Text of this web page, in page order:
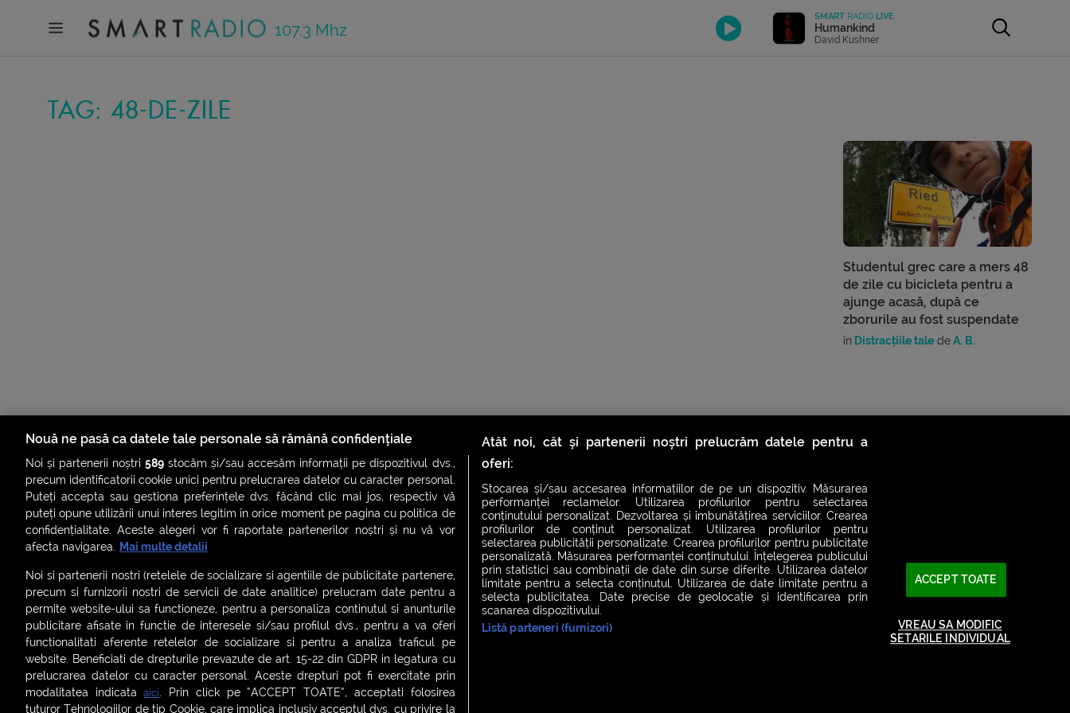
107.3 Mhz
SMART RADIO LIVE
Humankind
David Kushner
TAG: 48-DE-ZILE
Studentul grec care a mers 48
de zile cu bicicleta pentru a
ajunge acasă, după ce
zborurile au fost suspendate
în Distracțiile tale deA. B.
ȘTIRI SMART SHORTS LIVE FEVER BRUNCH FEVER NIGHT FEVER
LIVE FEVER CONCERT
Termeni și condiții | Politica de confidențialitate | Politica de cookies | Contact
2026© SMART RADIO. Toate drepturile rezervate
Contact:
office@smartradio.ro
Nouă ne pasă ca datele tale personale să rămână confidențiale
Noi și partenerii noștri589 stocăm și/sau accesăm informații pe dispozitivul dvs.,
precum identificatorii cookie unici pentru prelucrarea datelor cu caracter personal.
Puteți accepta sau gestiona preferințele dvs. făcând clic mai jos, respectiv vă
puteți opune utilizării unui interes legitim în orice moment pe pagina cu politica de
confidențialitate. Aceste alegeri vor fi raportate partenerilor noștri și nu vă vor
afecta navigarea. Mai multe detalii
Noi si partenerii nostri (retelele de socializare si agentiile de publicitate partenere,
precum si furnizorii nostri de servicii de date analitice) prelucram date pentru a
permite website-ului sa functioneze, pentru a personaliza continutul si anunturile
publicitare afisate in functie de interesele si/sau profilul dvs., pentru a va oferi
functionalitati aferente retelelor de socializare si pentru a analiza traficul pe
website. Beneficiati de drepturile prevazute de art. 15-22 din GDPR in legatura cu
prelucrarea datelor cu caracter personal. Aceste drepturi pot fi exercitate prin
modalitatea indicataaici. Prin click pe “ACCEPT TOATE”, acceptati folosirea
tuturor Tehnologiilor de tip Cookie, care implica inclusiv acceptul dvs. cu privire la
Atât noi, cât și partenerii noștri prelucrăm datele pentru a
oferi:
Stocarea și/sau accesarea informațiilor de pe un dispozitiv. Măsurarea
performanței reclamelor. Utilizarea profilurilor pentru selectarea
conținutului personalizat. Dezvoltarea și îmbunătățirea serviciilor. Crearea
profilurilor de conținut personalizat. Utilizarea profilurilor pentru
selectarea publicității personalizate. Crearea profilurilor pentru publicitate
personalizată. Măsurarea performanței conținutului. Înțelegerea publicului
prin statistici sau combinații de date din surse diferite. Utilizarea datelor
limitate pentru a selecta conținutul. Utilizarea de date limitate pentru a
selecta publicitatea. Date precise de geolocație și identificarea prin
scanarea dispozitivului.
Listă parteneri (furnizori)
ACCEPT TOATE
VREAU SA MODIFIC
SETARILE INDIVIDUAL